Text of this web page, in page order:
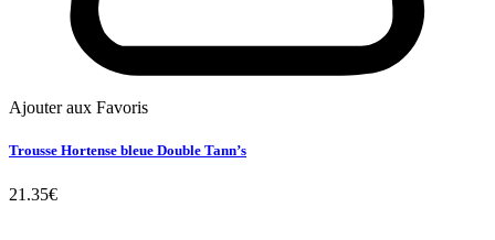
Ajouter aux Favoris
Trousse Hortense bleue Double Tann’s
21.35€